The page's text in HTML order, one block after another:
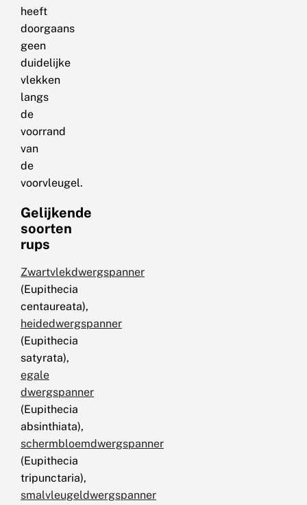
heeft
doorgaans
geen
duidelijke
vlekken
langs
de
voorrand
van
de
voorvleugel.
Gelijkende
soorten
rups
Zwartvlekdwergspanner
(Eupithecia
centaureata),
heidedwergspanner
(Eupithecia
satyrata),
egale
dwergspanner
(Eupithecia
absinthiata),
schermbloemdwergspanner
(Eupithecia
tripunctaria),
smalvleugeldwergspanner